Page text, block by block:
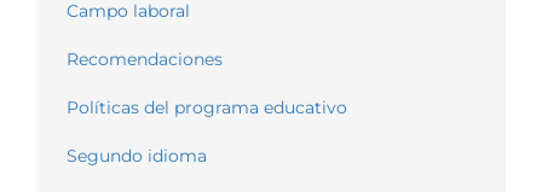
Campo laboral
Recomendaciones
Políticas del programa educativo
Segundo idioma